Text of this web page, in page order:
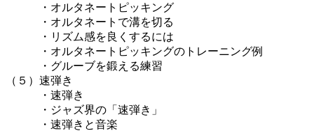
・オルタネートピッキング
・オルタネートで溝を切る
・リズム感を良くするには
・オルタネートピッキングのトレーニング例
・グルーブを鍛える練習
（５）速弾き
・速弾き
・ジャズ界の「速弾き」
・速弾きと音楽